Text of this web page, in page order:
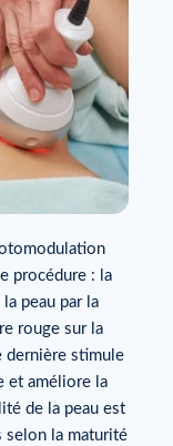
procédure : la
peau par la
rouge sur la
dernière stimule
et améliore la
de la peau est
selon la maturité